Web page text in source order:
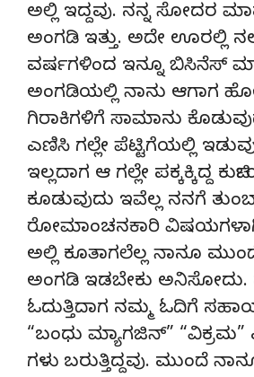
ಅಲ್ಲಿ ಇದ್ದವು. ನನ್ನ ಸೋದರ
ಅಂಗಡಿ ಇತ್ತು. ಅದೇ ಊರಲ್ಲಿ
ವರ್ಷಗಳಿಂದ ಇನ್ನೂ ಬಿಸಿನೆಸ್
ಅಂಗಡಿಯಲ್ಲಿ ನಾನು ಆಗಾಗ
ಗಿರಾಕಿಗಳಿಗೆ ಸಾಮಾನು
ಎಣಿಸಿ ಗಲ್ಲೇ ಪೆಟ್ಟಿಗೆಯಲ್ಲಿ
ಇಲ್ಲದಾಗ ಆ ಗಲ್ಲೇ ಪಕ್ಕಕ್ಕಿದ್ದ
ಕೂಡುವುದು ಇವೆಲ್ಲ ನನಗೆ
ರೋಮಾಂಚನಕಾರಿ
ಅಲ್ಲಿ ಕೂತಾಗಲೆಲ್ಲ ನಾನೂ
ಅಂಗಡಿ ಇಡಬೇಕು ಅನಿಸೋದು.
ಓದುತ್ತಿದಾಗ ನಮ್ಮ ಓದಿಗೆ
“ಬಂಧು ಮ್ಯಾಗಜಿನ್”
ಗಳು ಬರುತ್ತಿದ್ದವು. ಮುಂದೆ